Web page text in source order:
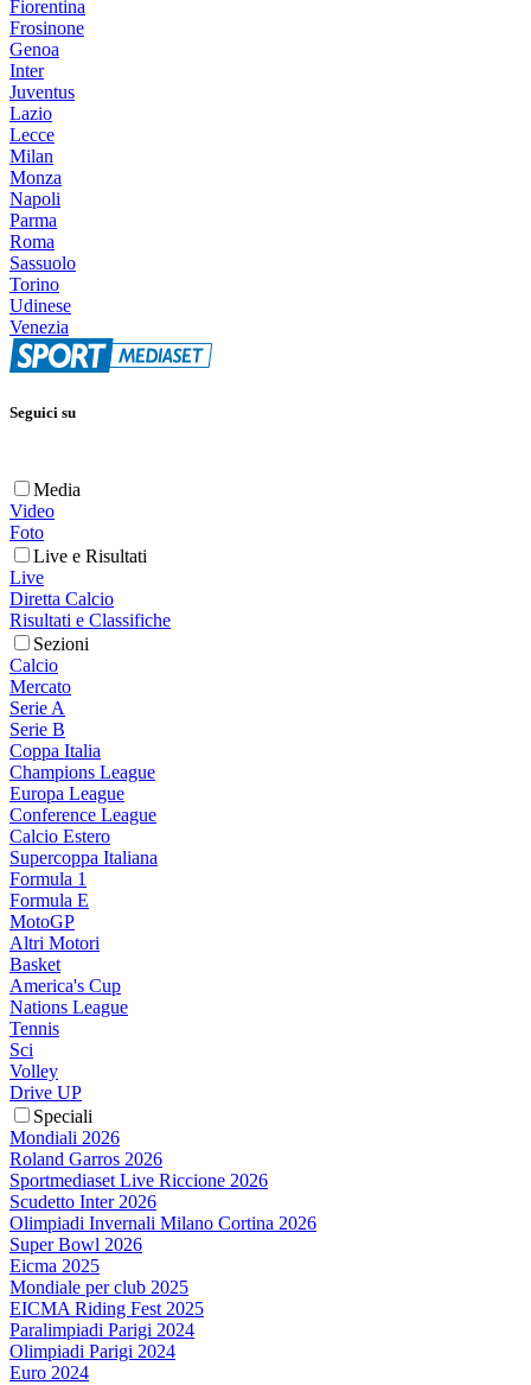
Fiorentina
Frosinone
Genoa
Inter
Juventus
Lazio
Lecce
Milan
Monza
Napoli
Parma
Roma
Sassuolo
Torino
Udinese
Venezia
Seguici su
Media
Video
Foto
Live e Risultati
Live
Diretta Calcio
Risultati e Classifiche
Sezioni
Calcio
Mercato
Serie A
Serie B
Coppa Italia
Champions League
Europa League
Conference League
Calcio Estero
Supercoppa Italiana
Formula 1
Formula E
MotoGP
Altri Motori
Basket
America's Cup
Nations League
Tennis
Sci
Volley
Drive UP
Speciali
Mondiali 2026
Roland Garros 2026
Sportmediaset Live Riccione 2026
Scudetto Inter 2026
Olimpiadi Invernali Milano Cortina 2026
Super Bowl 2026
Eicma 2025
Mondiale per club 2025
EICMA Riding Fest 2025
Paralimpiadi Parigi 2024
Olimpiadi Parigi 2024
Euro 2024